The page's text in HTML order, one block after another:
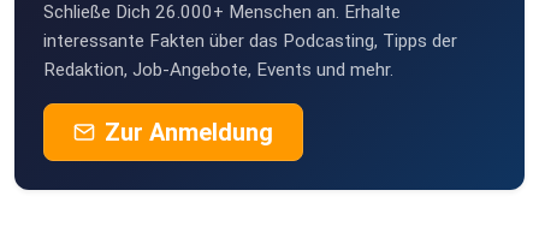
Schließe Dich 26.000+ Menschen an. Erhalte
interessante Fakten über das Podcasting, Tipps der
Redaktion, Job-Angebote, Events und mehr.
Zur Anmeldung